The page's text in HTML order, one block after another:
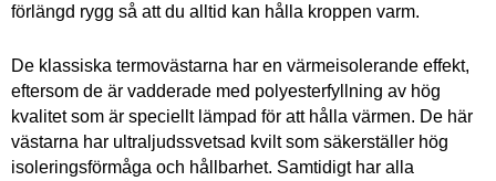
förlängd rygg så att du alltid kan hålla kroppen varm.
De klassiska termovästarna har en värmeisolerande effekt,
eftersom de är vadderade med polyesterfyllning av hög
kvalitet som är speciellt lämpad för att hålla värmen. De här
västarna har ultraljudssvetsad kvilt som säkerställer hög
isoleringsförmåga och hållbarhet. Samtidigt har alla